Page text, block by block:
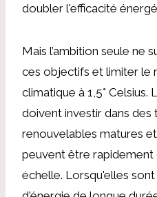
doubler l'efficacité
Mais l’ambition seule ne
ces objectifs et limiter le
climatique à 1,5°
doivent investir dans des
renouvelables matures
peuvent être rapidement
échelle. Lorsqu'elles